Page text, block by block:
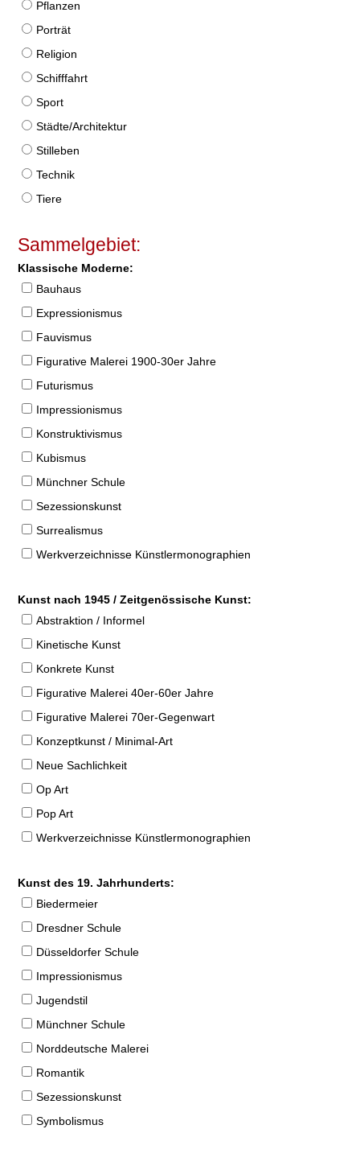
Pflanzen
Porträt
Religion
Schifffahrt
Sport
Städte/Architektur
Stilleben
Technik
Tiere
Sammelgebiet:
Klassische Moderne:
Bauhaus
Expressionismus
Fauvismus
Figurative Malerei 1900-30er Jahre
Futurismus
Impressionismus
Konstruktivismus
Kubismus
Münchner Schule
Sezessionskunst
Surrealismus
Werkverzeichnisse Künstlermonographien
Kunst nach 1945 / Zeitgenössische Kunst:
Abstraktion / Informel
Kinetische Kunst
Konkrete Kunst
Figurative Malerei 40er-60er Jahre
Figurative Malerei 70er-Gegenwart
Konzeptkunst / Minimal-Art
Neue Sachlichkeit
Op Art
Pop Art
Werkverzeichnisse Künstlermonographien
Kunst des 19. Jahrhunderts:
Biedermeier
Dresdner Schule
Düsseldorfer Schule
Impressionismus
Jugendstil
Münchner Schule
Norddeutsche Malerei
Romantik
Sezessionskunst
Symbolismus